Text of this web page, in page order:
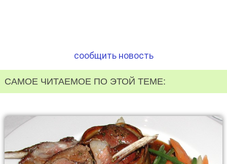
сообщить новость
САМОЕ ЧИТАЕМОЕ ПО ЭТОЙ ТЕМЕ: